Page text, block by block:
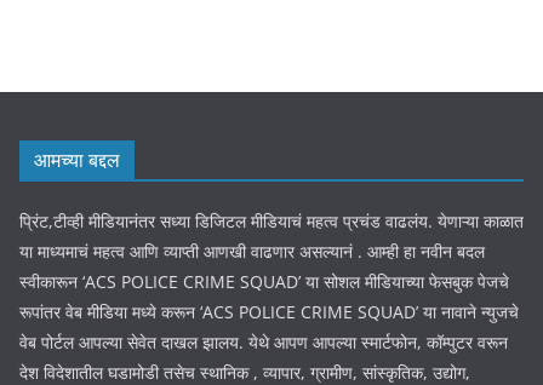
आमच्या बद्दल
प्रिंट,टीव्ही मीडियानंतर सध्या डिजिटल मीडियाचं महत्व प्रचंड वाढलंय. येणाऱ्या काळात
या माध्यमाचं महत्व आणि व्याप्ती आणखी वाढणार असल्यानं . आम्ही हा नवीन बदल
स्वीकारून ‘ACS POLICE CRIME SQUAD’ या सोशल मीडियाच्या फेसबुक पेजचे
रूपांतर वेब मीडिया मध्ये करून ‘ACS POLICE CRIME SQUAD’ या नावाने न्युजचे
वेब पोर्टल आपल्या सेवेत दाखल झालय. येथे आपण आपल्या स्मार्टफोन, कॉम्पुटर वरून
देश विदेशातील घडामोडी तसेच स्थानिक , व्यापार, ग्रामीण, सांस्कृतिक, उद्योग,